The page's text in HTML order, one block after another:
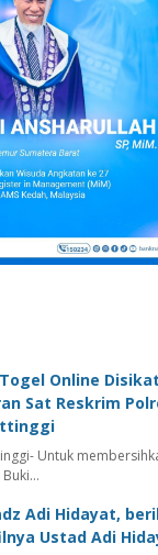
Online Disikat
Sat Reskrim
Untuk
Buki…
Adi Hidayat,
Ustad Adi